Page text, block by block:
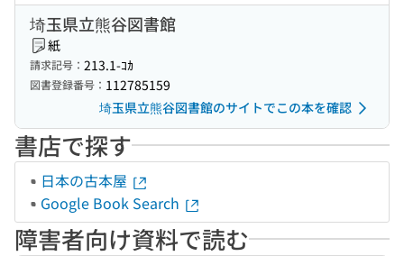
埼玉県立熊谷図書館
紙
請求記号： 213.1-ｺｶ
図書登録番号： 112785159
埼玉県立熊谷図書館のサイトでこの本を確認
書店で探す
日本の古本屋
Google Book Search
障害者向け資料で読む